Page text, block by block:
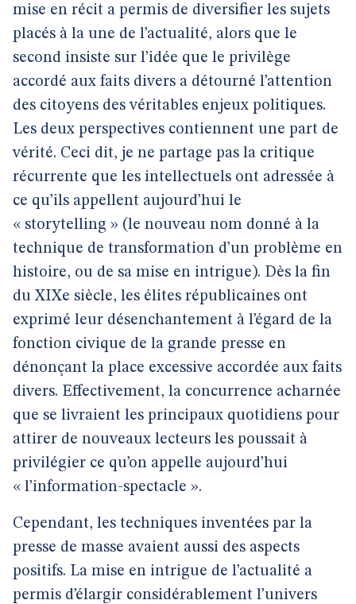
mise en récit a permis de diversifier les sujets
placés à la une de l’actualité, alors que le
second insiste sur l’idée que le privilège
accordé aux faits divers a détourné l’attention
des citoyens des véritables enjeux politiques.
Les deux perspectives contiennent une part de
vérité. Ceci dit, je ne partage pas la critique
récurrente que les intellectuels ont adressée à
ce qu’ils appellent aujourd’hui le
« storytelling » (le nouveau nom donné à la
technique de transformation d’un problème en
histoire, ou de sa mise en intrigue). Dès la fin
du XIXe siècle, les élites républicaines ont
exprimé leur désenchantement à l’égard de la
fonction civique de la grande presse en
dénonçant la place excessive accordée aux faits
divers. Effectivement, la concurrence acharnée
que se livraient les principaux quotidiens pour
attirer de nouveaux lecteurs les poussait à
privilégier ce qu’on appelle aujourd’hui
« l’information-spectacle ».
Cependant, les techniques inventées par la
presse de masse avaient aussi des aspects
positifs. La mise en intrigue de l’actualité a
permis d’élargir considérablement l’univers